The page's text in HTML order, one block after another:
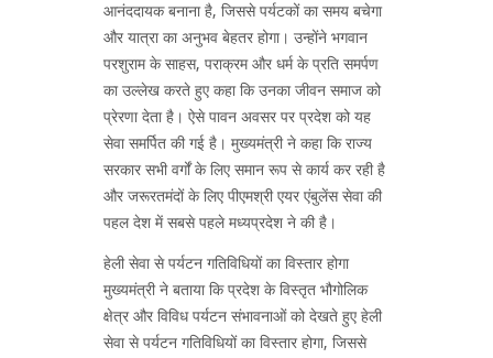
आनंददायक बनाना है, जिससे पर्यटकों का समय बचेगा
और यात्रा का अनुभव बेहतर होगा। उन्होंने भगवान
परशुराम के साहस, पराक्रम और धर्म के प्रति समर्पण
का उल्लेख करते हुए कहा कि उनका जीवन समाज को
प्रेरणा देता है। ऐसे पावन अवसर पर प्रदेश को यह
सेवा समर्पित की गई है। मुख्यमंत्री ने कहा कि राज्य
सरकार सभी वर्गों के लिए समान रूप से कार्य कर रही है
और जरूरतमंदों के लिए पीएमश्री एयर एंबुलेंस सेवा की
पहल देश में सबसे पहले मध्यप्रदेश ने की है।
हेली सेवा से पर्यटन गतिविधियों का विस्तार होगा
मुख्यमंत्री ने बताया कि प्रदेश के विस्तृत भौगोलिक
क्षेत्र और विविध पर्यटन संभावनाओं को देखते हुए हेली
सेवा से पर्यटन गतिविधियों का विस्तार होगा, जिससे